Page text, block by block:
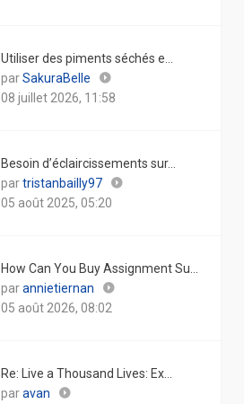
Utiliser des piments séchés e…
parSakuraBelle
Consulter
le
08 juillet 2026, 11:58
Besoin d’éclaircissements sur…
partristanbailly97
Consulter
05 août 2025, 05:20
How Can You Buy Assignment Su…
parannietiernan
Consulter
05 août 2026, 08:02
Re: Live a Thousand Lives: Ex…
paravan
Consulter